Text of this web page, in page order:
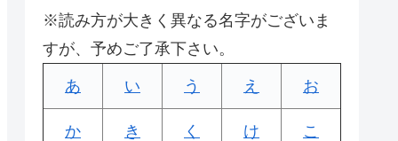
※読み方が大きく異なる名字がございま
すが、予めご了承下さい。
あ い う え お
か き く け こ